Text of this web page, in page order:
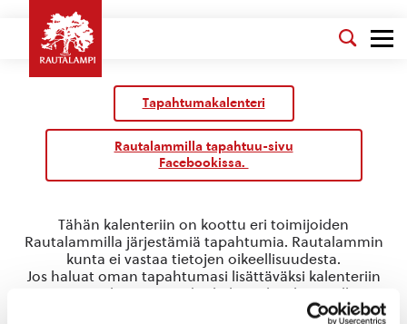
Tapahtumakalenteri
Rautalammilla tapahtuu-sivu
Facebookissa.
Tähän kalenteriin on koottu eri toimijoiden
Rautalammilla järjestämiä tapahtumia. Rautalammin
kunta ei vastaa tietojen oikeellisuudesta.
Jos haluat oman tapahtumasi lisättäväksi kalenteriin
jätä tapahtuman tiedot linkin takaa löytyvällä